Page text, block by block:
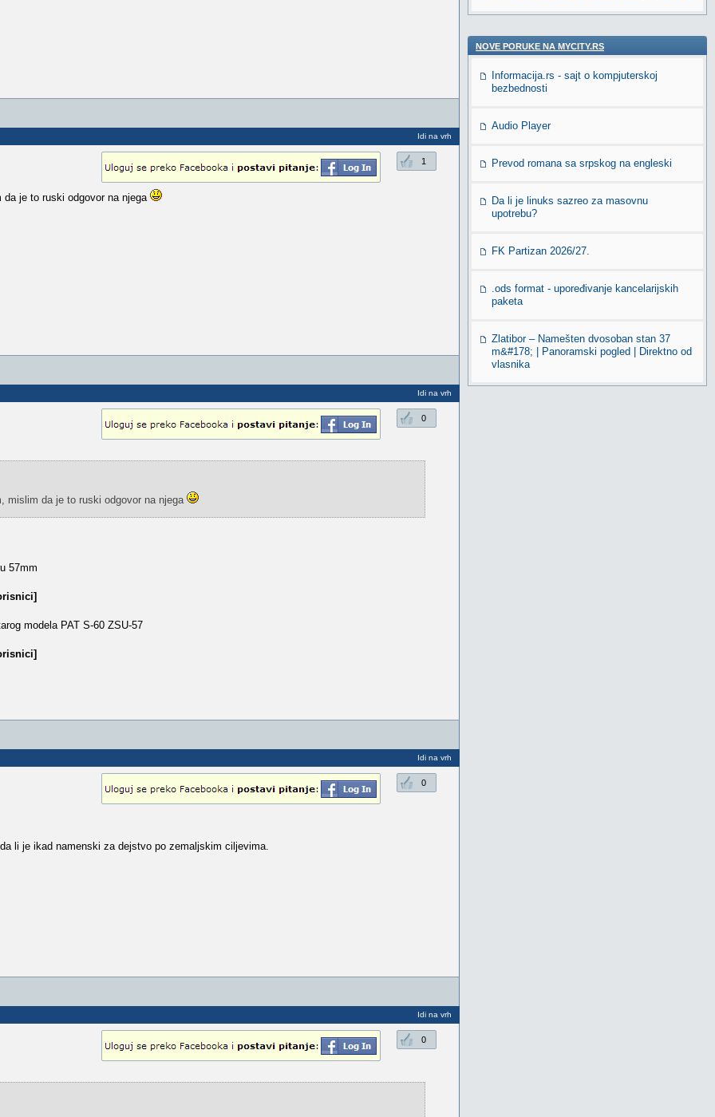
Idi na vrh
1
je to ruski odgovor na njega
Idi na vrh
0
mislim da je to ruski odgovor na njega
57mm
modela PAT S-60 ZSU-57
Idi na vrh
0
li je ikad namenski za dejstvo po zemaljskim ciljevima.
Idi na vrh
0
NOVE PORUKE NA MYCITY.RS
Informacija.rs - sajt o kompjuterskoj
bezbednosti
Audio Player
Prevod romana sa srpskog na engleski
Da li je linuks sazreo za masovnu
upotrebu?
FK Partizan 2026/27.
.ods format - upoređivanje kancelarijskih
paketa
Zlatibor – Namešten dvosoban stan 37
m&#178; | Panoramski pogled | Direktno od
vlasnika